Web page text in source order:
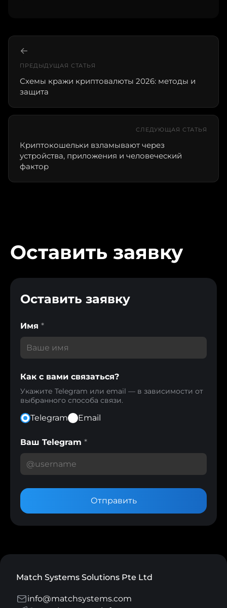
←
ПРЕДЫДУЩАЯ СТАТЬЯ
Схемы кражи криптовалюты 2026: методы и
защита
СЛЕДУЮЩАЯ СТАТЬЯ
Криптокошельки взламывают через
устройства, приложения и человеческий
фактор
Оставить заявку
Оставить заявку
Имя *
Как с вами связаться?
Укажите Telegram или email — в зависимости от
выбранного способа связи.
Telegram Email
Ваш Telegram *
Отправить
Match Systems Solutions Pte Ltd
info@matchsystems.com